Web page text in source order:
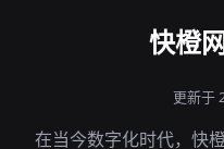
快橙
更新于
在当今数字化时代，快